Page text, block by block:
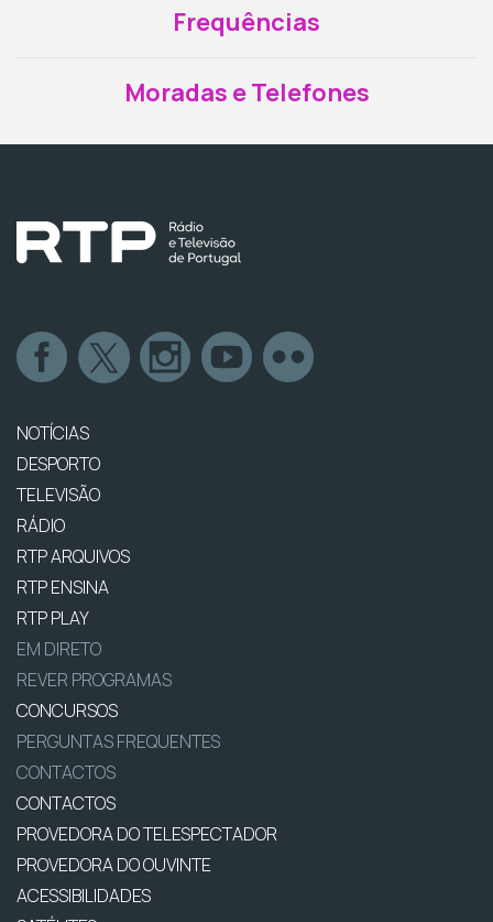
Frequências
Moradas e Telefones
NOTÍCIAS
DESPORTO
TELEVISÃO
RÁDIO
RTP ARQUIVOS
RTP ENSINA
RTP PLAY
EM DIRETO
REVER PROGRAMAS
CONCURSOS
PERGUNTAS FREQUENTES
CONTACTOS
CONTACTOS
PROVEDORA DO TELESPECTADOR
PROVEDORA DO OUVINTE
ACESSIBILIDADES